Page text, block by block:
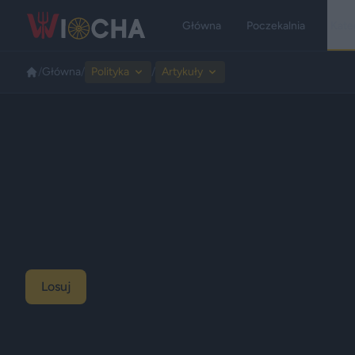
Główna Poczekalnia
Główna Polityka Artykuły
Losuj